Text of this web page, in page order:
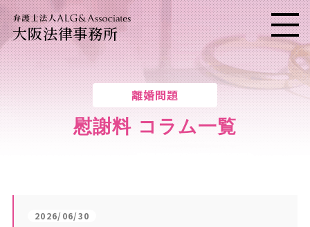
大阪法律事務所 メニ
離婚問題
慰謝料 コラム一覧
2026/06/30